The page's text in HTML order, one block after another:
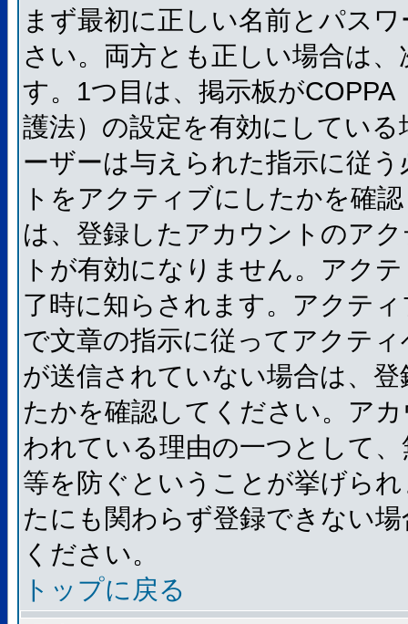
まず最初に正しい名前とパス
さい。両方とも正しい場合は
す。1つ目は、掲示板が
護法）の設定を有効にしてい
ーザーは与えられた指示に従
トをアクティブにしたかを確
は、登録したアカウントのア
トが有効になりません。アク
了時に知らされます。アクテ
で文章の指示に従ってアクテ
が送信されていない場合は、
たかを確認してください。ア
われている理由の一つとして
等を防ぐということが挙げら
たにも関わらず登録できない
ください。
トップに戻る